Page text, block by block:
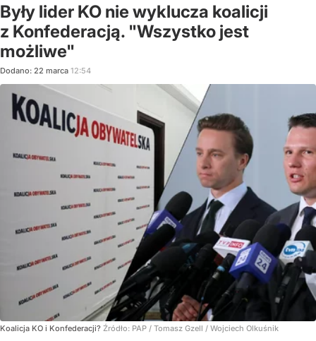
Były lider KO nie wyklucza koalicji
z Konfederacją. "Wszystko jest
możliwe"
Dodano: 22 marca 12:54
Koalicja KO i Konfederacji? Źródło: PAP / Tomasz Gzell / Wojciech Olkuśnik